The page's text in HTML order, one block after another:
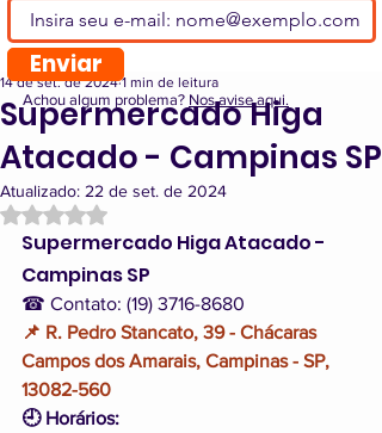
Supermercado Higa
Atacado - Campinas SP
14 de set. de 2024 1 min de leitura
Atualizado: 22 de set. de 2024
Avaliado com NaN de 5 estrelas.
Supermercado Higa Atacado -
Campinas SP
☎ Contato: (19) 3716-8680
📌 R. Pedro Stancato, 39 - Chácaras
Campos dos Amarais, Campinas - SP,
13082-560
🕘 Horários:
Enviar
Achou algum problema? Nos avise aqui.